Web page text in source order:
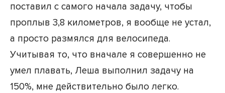
поставил с самого начала задачу, чтобы
проплыв 3,8 километров, я вообще не устал,
а просто размялся для велосипеда.
Учитывая то, что вначале я совершенно не
умел плавать, Леша выполнил задачу на
150%, мне действительно было легко.